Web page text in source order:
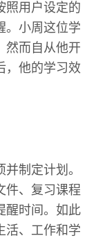
照用户设定的
。小周这位学
然而自从他开
，他的学习效
制定计划。
件、复习课程
醒时间。如此
活、工作和学